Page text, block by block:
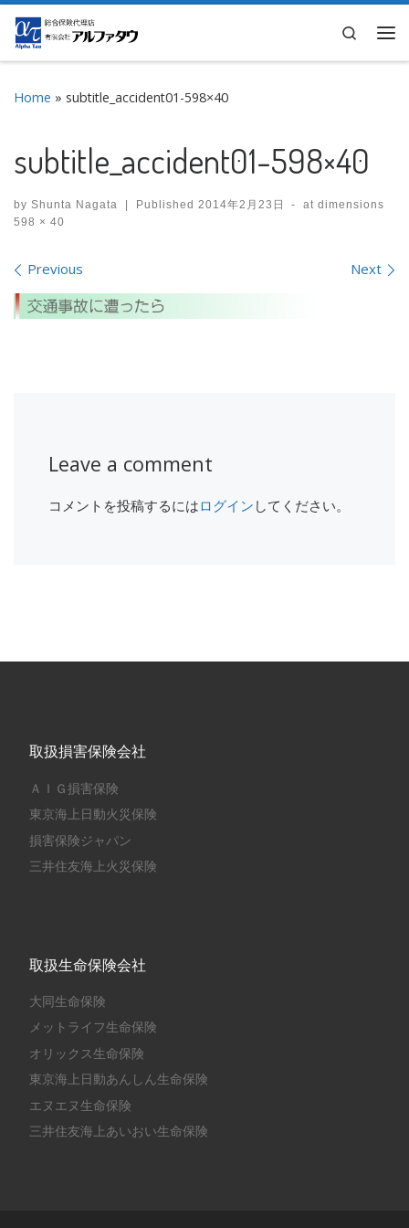
Skip to content
Search
Home » subtitle_accident01-598×40
subtitle_accident01-598×40
by Shunta Nagata | Published 2014年2月23日 -
at dimensions
598 × 40
Images navigation
Previous Next
Leave a comment
コメントを投稿するにはログイン してください。
取扱損害保険会社
ＡＩＧ損害保険
東京海上日動火災保険
損害保険ジャパン
三井住友海上火災保険
取扱生命保険会社
大同生命保険
メットライフ生命保険
オリックス生命保険
東京海上日動あんしん生命保険
エヌエヌ生命保険
三井住友海上あいおい生命保険